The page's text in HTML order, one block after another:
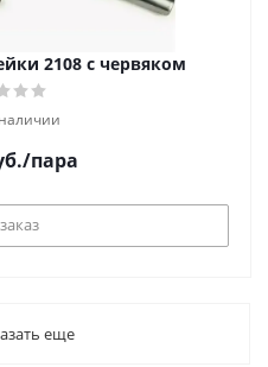
2108 с червяком
/пара
еще